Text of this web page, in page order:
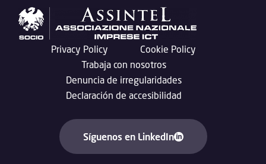
Privacy Policy
Cookie Policy
Trabaja con nosotros
Denuncia de irregularidades
Declaración de accesibilidad
Síguenos en LinkedIn